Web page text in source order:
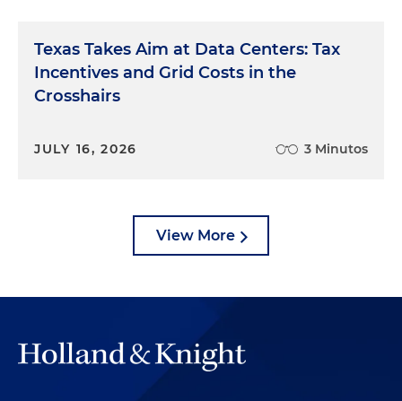
Texas Takes Aim at Data Centers: Tax
Incentives and Grid Costs in the
Crosshairs
JULY 16, 2026 3 Minutos
View More